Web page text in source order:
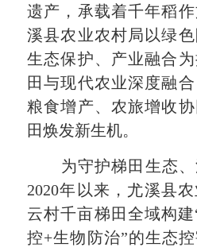
遗产，承载着千年稻
溪县农业农村局以绿色
生态保护、产业融合
田与现代农业深度融合
粮食增产、农旅增收
田焕发新生机。
为守护梯田生态、
2020年以来，尤溪县
云村千亩梯田全域构
控+生物防治”的生态